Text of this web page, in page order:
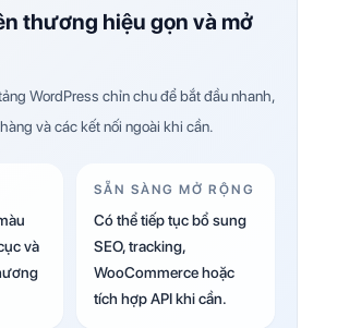
thương hiệu gọn và mở
WordPress chỉn chu để bắt đầu nhanh,
và các kết nối ngoài khi cần.
và
SẴN SÀNG MỞ RỘNG
Có thể tiếp tục bổ sung
SEO, tracking,
WooCommerce hoặc
tích hợp API khi cần.